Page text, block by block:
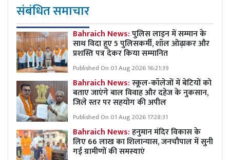
संबंधित समाचार
Bahraich News:पुलिस लाइन में सम्मान के
साथ विदा हुए 5 पुलिसकर्मी, शॉल ओढ़ाकर और
प्रशस्ति पत्र देकर किया सम्मानित
Published On 01 Aug 2026 16:21:39
Bahraich News:स्कूल-कॉलेजों में बेटियों को
बताए जाएंगे बाल विवाह और दहेज के नुकसान,
जिले स्तर पर सहयोग की अपील
Published On 01 Aug 2026 17:28:31
Bahraich News:हनुमान मंदिर विकास के
लिए 66 लाख का शिलान्यास, जनचौपाल में सुनी
गई ग्रामीणों की समस्याएं